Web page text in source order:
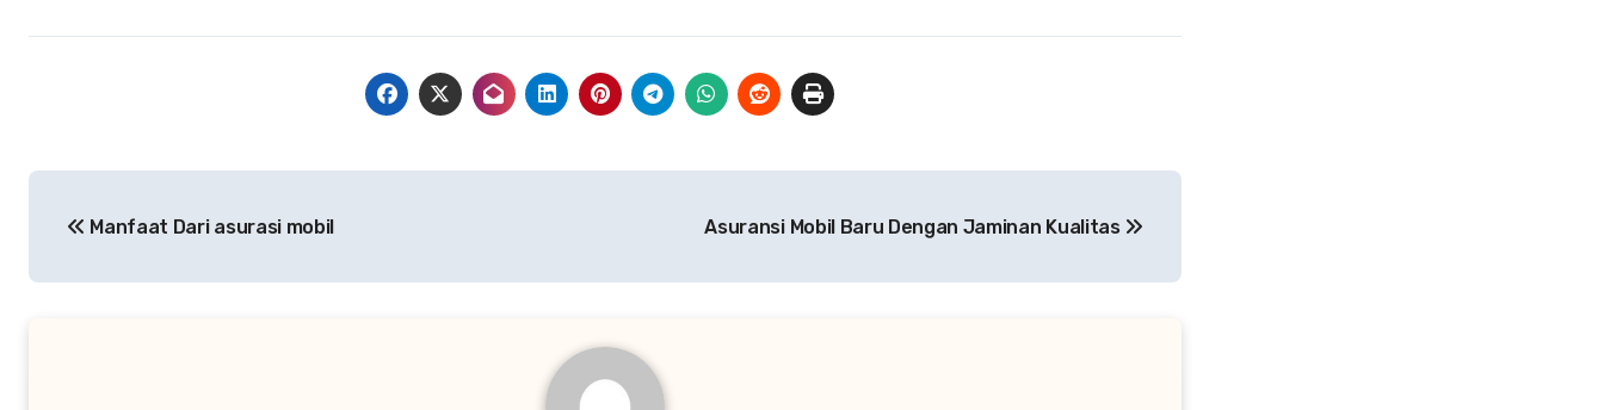
pos Manfaat Dari asurasi mobil Asuransi Mobil Baru Dengan Jaminan Kualitas